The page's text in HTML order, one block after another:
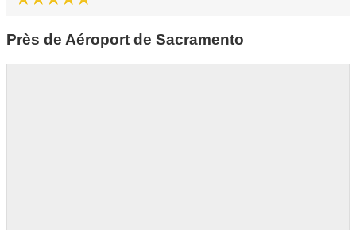
Près de Aéroport de Sacramento